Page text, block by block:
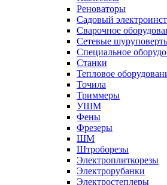
Реноваторы
Садовый
Сварочное
Сетевые
Специальное
Станки
Тепловое
Точила
Триммеры
УШМ
Фены
Фрезеры
ШМ
Штроборезы
Электроплиткорезы
Электрорубанки
Электростеплеры